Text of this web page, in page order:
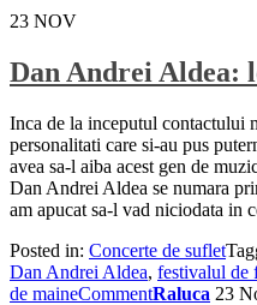
23 NOV
Dan Andrei Aldea:
Inca de la inceputul contactului
personalitati care si-au pus
avea sa-l aiba acest gen de
Dan Andrei Aldea se numara
am apucat sa-l vad niciodata in
Posted in: Concerte de suflet
Dan Andrei Aldea, festivalul de
de maineCommentRaluca 23